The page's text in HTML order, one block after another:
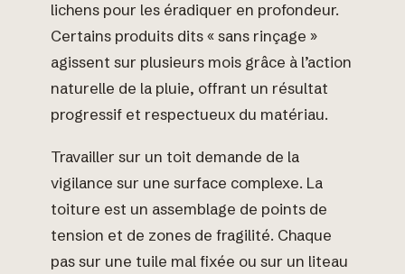
lichens pour les éradiquer en profondeur.
Certains produits dits « sans rinçage »
agissent sur plusieurs mois grâce à l’action
naturelle de la pluie, offrant un résultat
progressif et respectueux du matériau.
Travailler sur un toit demande de la
vigilance sur une surface complexe. La
toiture est un assemblage de points de
tension et de zones de fragilité. Chaque
pas sur une tuile mal fixée ou sur un liteau